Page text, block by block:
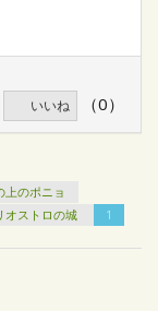
いいね （0）
上のポニョ
オストロの城 1